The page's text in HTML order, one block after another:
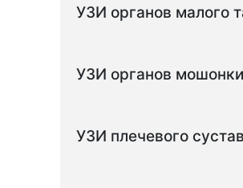
УЗИ органов малого
УЗИ органов мошонки
УЗИ плечевого